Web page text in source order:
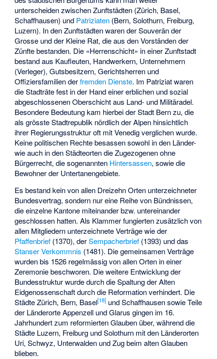
unterscheiden zwischen Zunftstädten (Zürich, Basel,
Schaffhausen) und Patriziaten (Bern, Solothurn, Freiburg,
Luzern). In den Zunftstädten waren der Souverän der
Grosse und der Kleine Rat, die aus den Vorständen der
Zünfte bestanden. Die «Herrenschicht» in einer Zunftstadt
bestand aus Kaufleuten, Handwerkern, Unternehmern
(Verleger), Gutsbesitzern, Gerichtsherren und
Offiziersfamilien derfremden Dienste. Im Patriziat waren
die Stadträte fest in der Hand einer erblichen und sozial
abgeschlossenen Oberschicht aus Land- und Militäradel.
Besondere Bedeutung kam hierbei der Stadt Bern zu, die
als grösste Stadtrepublik nördlich der Alpen hinsichtlich
ihrer Regierungsstruktur oft mit Venedig verglichen wurde.
Keine politischen Rechte besassen sowohl in den Länder-
wie auch in den Städteorten die Zugezogenen ohne
Bürgerrecht, die sogenannten Hintersassen, sowie die
Bewohner der Untertanengebiete.
Es bestand kein von allen Dreizehn Orten unterzeichneter
Bundesvertrag, sondern nur eine Reihe von Bündnissen,
die einzelne Kantone miteinander bzw. untereinander
geschlossen hatten. Als Klammer fungierten zusätzlich von
allen Mitgliedern unterzeichnete Verträge wie der
Pfaffenbrief (1370), derSempacherbrief (1393) und das
Stanser Verkommnis (1481). Die gemeinsamen Verträge
wurden bis 1526 regelmässig von allen Orten in einer
Zeremonie beschworen. Die weitere Entwicklung der
Bundesstruktur wurde durch die Spaltung der Alten
Eidgenossenschaft durch die Reformation verhindert. Die
Städte Zürich, Bern, Basel[18] und Schaffhausen sowie Teile
der Länderorte Appenzell und Glarus gingen im 16.
Jahrhundert zum reformierten Glauben über, während die
Städte Luzern, Freiburg und Solothurn mit den Länderorten
Uri, Schwyz, Unterwalden und Zug beim alten Glauben
blieben.